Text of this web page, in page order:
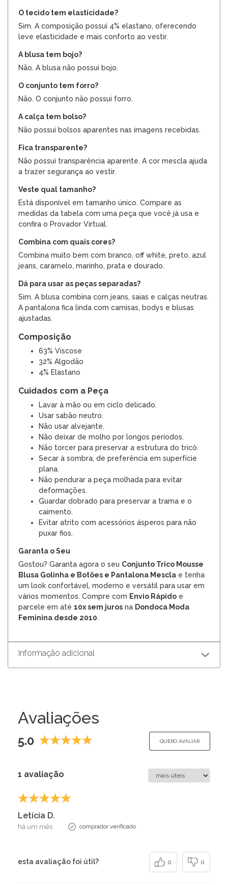
O tecido tem elasticidade?
Sim. A composição possui 4% elastano, oferecendo
leve elasticidade e mais conforto ao vestir.
A blusa tem bojo?
Não. A blusa não possui bojo.
O conjunto tem forro?
Não. O conjunto não possui forro.
A calça tem bolso?
Não possui bolsos aparentes nas imagens recebidas.
Fica transparente?
Não possui transparência aparente. A cor mescla ajuda
a trazer segurança ao vestir.
Veste qual tamanho?
Está disponível em tamanho único. Compare as
medidas da tabela com uma peça que você já usa e
confira o Provador Virtual.
Combina com quais cores?
Combina muito bem com branco, off white, preto, azul
jeans, caramelo, marinho, prata e dourado.
Dá para usar as peças separadas?
Sim. A blusa combina com jeans, saias e calças neutras.
A pantalona fica linda com camisas, bodys e blusas
ajustadas.
Composição
63% Viscose
32% Algodão
4% Elastano
Cuidados com a Peça
Lavar à mão ou em ciclo delicado.
Usar sabão neutro.
Não usar alvejante.
Não deixar de molho por longos períodos.
Não torcer para preservar a estrutura do tricô.
Secar à sombra, de preferência em superfície
plana.
Não pendurar a peça molhada para evitar
deformações.
Guardar dobrado para preservar a trama e o
caimento.
Evitar atrito com acessórios ásperos para não
puxar fios.
Garanta o Seu
Gostou? Garanta agora o seu Conjunto Trico Mousse
Blusa Golinha e Botões e Pantalona Mescla e tenha
um look confortável, moderno e versátil para usar em
vários momentos. Compre com Envio Rápido e
parcele em até 10x sem juros na Dondoca Moda
Feminina desde 2010.
Informação adicional
Avaliações
5.0 QUERO AVALIAR
1 avaliação
Letícia D.
há um mês comprador verificado
esta avaliação foi útil? 0 0